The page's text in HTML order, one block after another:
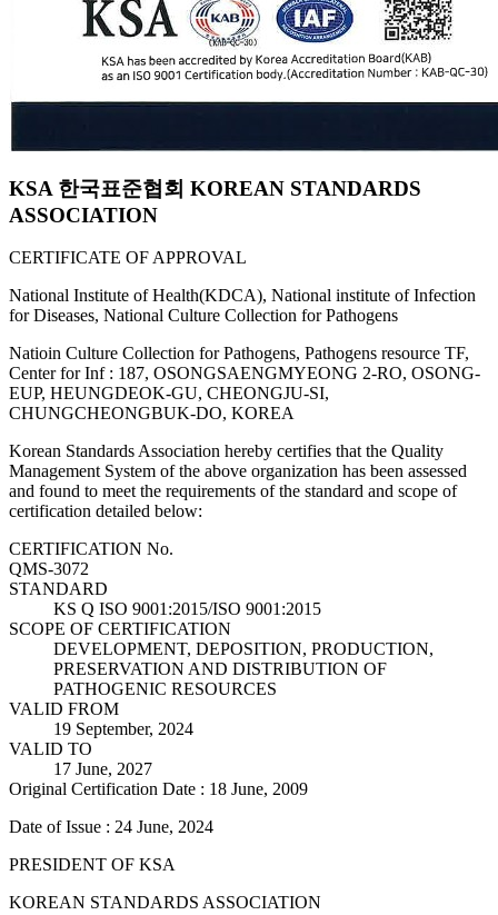
KSA 한국표준협회 KOREAN STANDARDS
ASSOCIATION
CERTIFICATE OF APPROVAL
National Institute of Health(KDCA), National institute of Infection
for Diseases, National Culture Collection for Pathogens
Natioin Culture Collection for Pathogens, Pathogens resource TF,
Center for Inf : 187, OSONGSAENGMYEONG 2-RO, OSONG-
EUP, HEUNGDEOK-GU, CHEONGJU-SI,
CHUNGCHEONGBUK-DO, KOREA
Korean Standards Association hereby certifies that the Quality
Management System of the above organization has been assessed
and found to meet the requirements of the standard and scope of
certification detailed below:
CERTIFICATION No.
QMS-3072
STANDARD
KS Q ISO 9001:2015/ISO 9001:2015
SCOPE OF CERTIFICATION
DEVELOPMENT, DEPOSITION, PRODUCTION,
PRESERVATION AND DISTRIBUTION OF
PATHOGENIC RESOURCES
VALID FROM
19 September, 2024
VALID TO
17 June, 2027
Original Certification Date : 18 June, 2009
Date of Issue : 24 June, 2024
PRESIDENT OF KSA
KOREAN STANDARDS ASSOCIATION